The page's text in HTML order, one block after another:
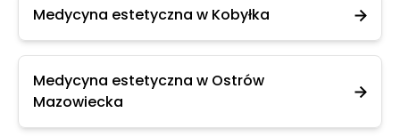
Medycyna estetyczna w Kobyłka
Medycyna estetyczna w Ostrów
Mazowiecka